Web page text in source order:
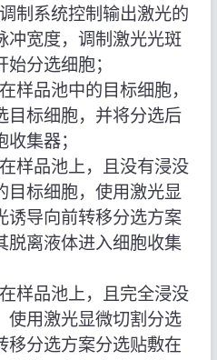
制系统控制输出激光的
冲宽度，调制激光光斑
分选细胞；
样品池中的目标细胞，
目标细胞，并将分选后
集器；
样品池上，且没有浸没
目标细胞，使用激光显
诱导向前转移分选方案
脱离液体进入细胞收集
样品池上，且完全浸没
使用激光显微切割分选
移分选方案分选贴敷在